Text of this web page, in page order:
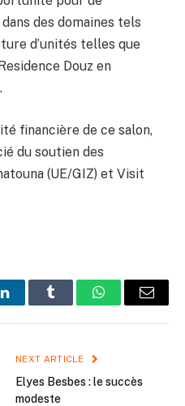
des domaines tels
d’unités telles que
Douz en
financière de ce salon,
du soutien des
(UE/GIZ) et Visit
LinkedInTumblr WhatsAppEmail
NEXT ARTICLE
Elyes Besbes : le succès
modeste